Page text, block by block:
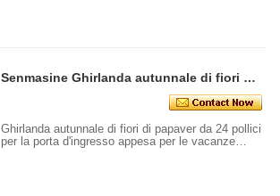
Senmasine Ghirlanda autunnale di fiori di papavero artificiale da 24 pollici per la decorazione del raccolto autunnale appesa alla porta d'ingresso
Ghirlanda autunnale di fiori di papaver da 24 pollici
per la porta d'ingresso appesa per le vacanze